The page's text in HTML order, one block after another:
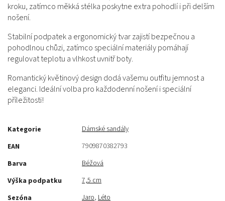
kroku, zatímco měkká stélka poskytne extra pohodlí i při delším
nošení.
Stabilní podpatek a ergonomický tvar zajistí bezpečnou a
pohodlnou chůzi, zatímco speciální materiály pomáhají
regulovat teplotu a vlhkost uvnitř boty.
Romantický květinový design dodá vašemu outfitu jemnost a
eleganci. Ideální volba pro každodenní nošení i speciální
příležitosti!
Kategorie
Dámské sandály
EAN
7909870382793
Barva
Béžová
Výška podpatku
7,5 cm
Sezóna
Jaro, Léto